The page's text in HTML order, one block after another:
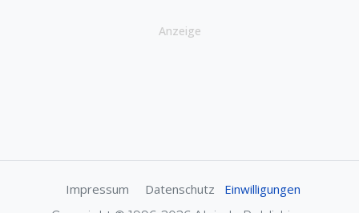
Anzeige
Impressum Datenschutz Einwilligungen